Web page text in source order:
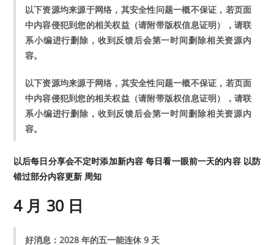
以下资源均来源于网络，其安全性问题一概不保证，若页面
中内容侵犯到您的相关权益（请附带版权信息证明），请联
系小编进行删除，收到反馈后会第一时间删除相关资源内
容。
以下资源均来源于网络，其安全性问题一概不保证，若页面
中内容侵犯到您的相关权益（请附带版权信息证明），请联
系小编进行删除，收到反馈后会第一时间删除相关资源内
容。
以后每日分享会不定时添加新内容 每日看一眼前一天的内容 以防
错过部分内容更新 周知
4 月 30 日
好消息：2028 年的五一能连休 9 天